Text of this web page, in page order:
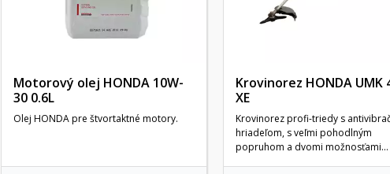
Motorový olej HONDA 10W-
30 0.6L
Olej HONDA pre štvortaktné motory.
Krovinorez HONDA UMK
XE
Krovinorez profi-triedy s
hriadeľom, s veľmi pohodlným
popruhom a dvomi možnosťami...